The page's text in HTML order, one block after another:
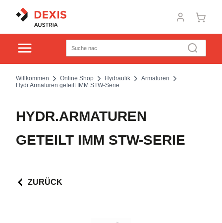
Willkommen Online Shop Hydraulik
Armaturen
Hydr.Armaturen geteilt IMM STW-Serie
HYDR.ARMATUREN
GETEILT IMM STW-SERIE
ZURÜCK